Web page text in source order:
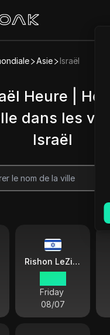
Asie Israël
Heure |
dans les
Israël
Rishon LeZion
Friday
08/07